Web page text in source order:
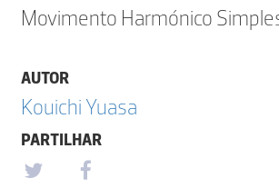
Movimento Harmónico
AUTOR
Kouichi Yuasa
PARTILHAR